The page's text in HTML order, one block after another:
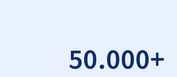
50.000+